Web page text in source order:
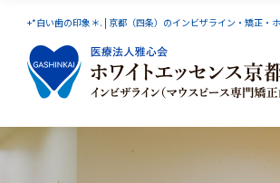
+*白い歯の印象＊. | 京都（四条）のインビザライン・矯正・
インビザライン
スマーティーGS
オーラルリフレクソロジー